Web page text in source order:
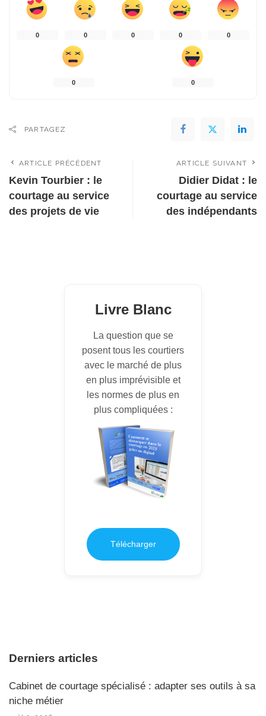
0 0 0 0 0
0 0
PARTAGEZ
ARTICLE PRÉCÉDENT
Kevin Tourbier : le
courtage au service
des projets de vie
ARTICLE SUIVANT
Didier Didat : le
courtage au service
des indépendants
Livre Blanc
La question que se
posent tous les courtiers
avec le marché de plus
en plus imprévisible et
les normes de plus en
plus compliquées :
Télécharger
Derniers articles
Cabinet de courtage spécialisé : adapter ses outils à sa
niche métier